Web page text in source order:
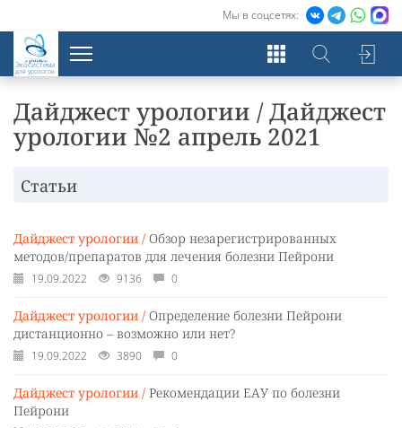
Мы в соцсетях:
Экосистема
для урологов
Дайджест урологии / Дайджест
урологии №2 апрель 2021
Статьи
Дайджест урологии / Обзор незарегистрированных
методов/препаратов для лечения болезни Пейрони
19.09.2022 9136 0
Дайджест урологии / Определение болезни Пейрони
дистанционно – возможно или нет?
19.09.2022 3890 0
Дайджест урологии / Рекомендации ЕАУ по болезни
Пейрони